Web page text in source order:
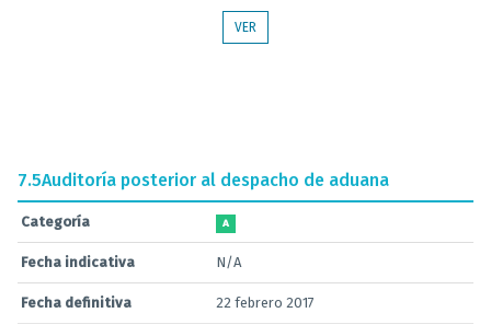
VER
7.5Auditoría posterior al despacho de aduana
Categoría A
Fecha indicativa N/A
Fecha definitiva 22 febrero 2017